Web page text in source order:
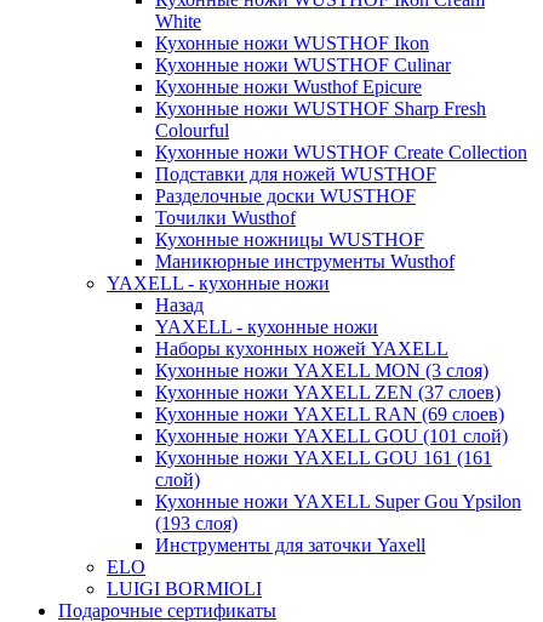
White
Кухонные ножи WUSTHOF Ikon
Кухонные ножи WUSTHOF Culinar
Кухонные ножи Wusthof Epicure
Кухонные ножи WUSTHOF Sharp Fresh
Colourful
Кухонные ножи WUSTHOF Create Collection
Подставки для ножей WUSTHOF
Разделочные доски WUSTHOF
Точилки Wusthof
Кухонные ножницы WUSTHOF
Маникюрные инструменты Wusthof
YAXELL - кухонные ножи
Назад
YAXELL - кухонные ножи
Наборы кухонных ножей YAXELL
Кухонные ножи YAXELL MON (3 слоя)
Кухонные ножи YAXELL ZEN (37 слоев)
Кухонные ножи YAXELL RAN (69 слоев)
Кухонные ножи YAXELL GOU (101 слой)
Кухонные ножи YAXELL GOU 161 (161
слой)
Кухонные ножи YAXELL Super Gou Ypsilon
(193 слоя)
Инструменты для заточки Yaxell
ELO
LUIGI BORMIOLI
Подарочные сертификаты